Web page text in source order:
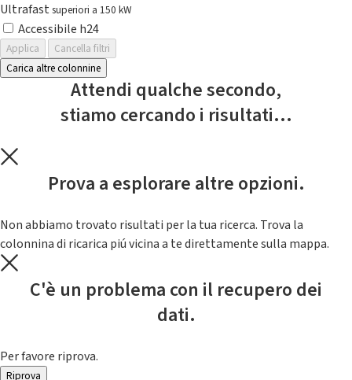
Ultrafast superiori a 150 kW
Accessibile h24
Applica
Cancella filtri
Carica altre colonnine
Attendi qualche secondo,
stiamo cercando i risultati...
Prova a esplorare altre opzioni.
Non abbiamo trovato risultati per la tua ricerca. Trova la
colonnina di ricarica piú vicina a te direttamente sulla mappa.
C'è un problema con il recupero dei
dati.
Per favore riprova.
Riprova